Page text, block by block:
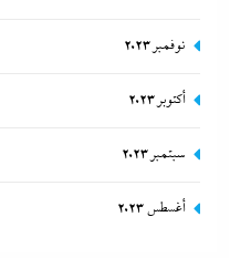
نوفمبر 2023
أكتوبر 2023
سبتمبر 2023
أغسطس 2023